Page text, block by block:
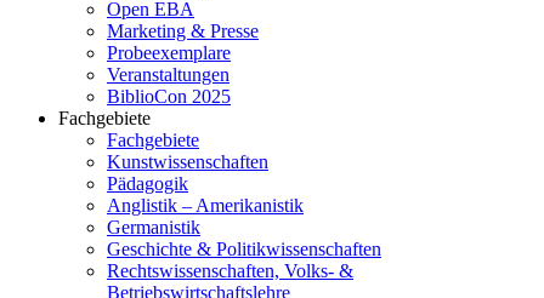
Open EBA
Marketing & Presse
Probeexemplare
Veranstaltungen
BiblioCon 2025
Fachgebiete
Fachgebiete
Kunstwissenschaften
Pädagogik
Anglistik – Amerikanistik
Germanistik
Geschichte & Politikwissenschaften
Rechtswissenschaften, Volks- &
Betriebswirtschaftslehre